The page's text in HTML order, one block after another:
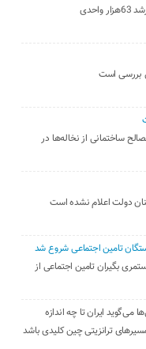
بررسی است
ساختمانی از نخاله‌ها در
دولت اعلام نشده است
تامین اجتماعی شروع شد
بگیران تامین اجتماعی از
می‌گوید ایران تا چه اندازه
ترانزیتی چین کلیدی باشد